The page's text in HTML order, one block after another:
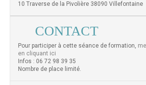
10 Traverse de la Pivolière 38090 Villefontaine
CONTACT
Pour participer à cette séance de formation,
en cliquant ici
Infos : 06 72 98 39 35
Nombre de place limité.